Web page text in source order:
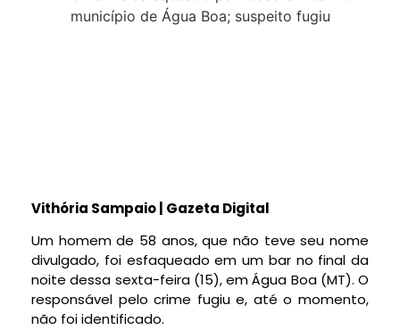
Vithória Sampaio | Gazeta Digital
Um homem de 58 anos, que não teve seu nome
divulgado, foi esfaqueado em um bar no final da
noite dessa sexta-feira (15), em Água Boa (MT). O
responsável pelo crime fugiu e, até o momento,
não foi identificado.